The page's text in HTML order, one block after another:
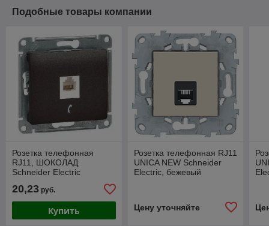
Подобные товары компании
Розетка телефонная
RJ11, ШОКОЛАД
Schneider Electric
20,23 руб.
Купить
Розетка телефонная RJ11
UNICA NEW Schneider
Electric, бежевый
Цену уточняйте